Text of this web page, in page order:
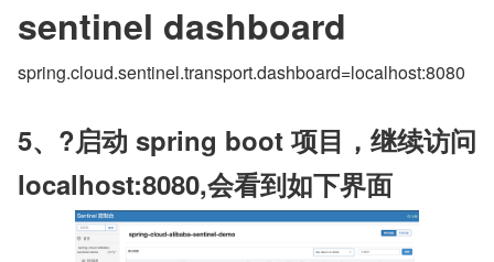
sentinel dashboard
spring.cloud.sentinel.transport.dashboard=localhost:8080
5、?启动 spring boot 项目，继续访问
localhost:8080,会看到如下界面